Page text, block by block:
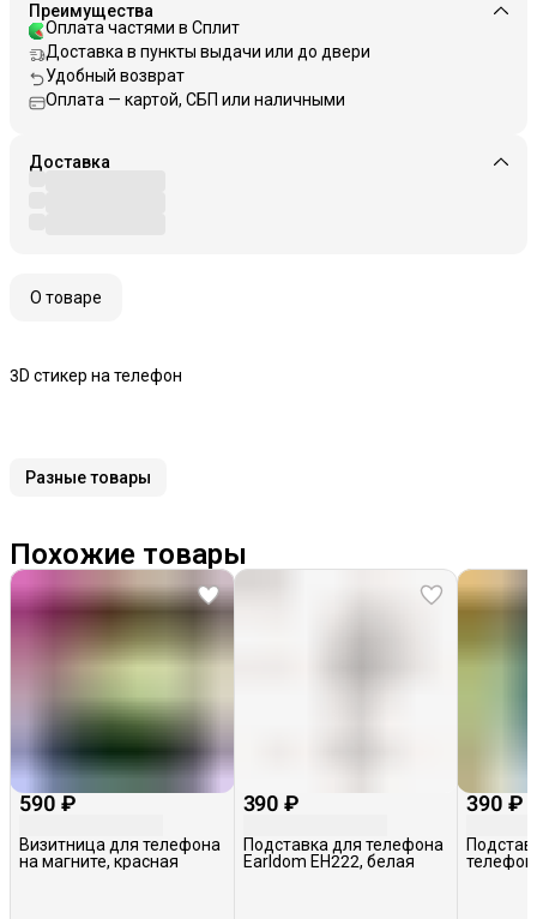
Преимущества
Оплата частями в Сплит
Доставка в пункты выдачи или до двери
Удобный возврат
Оплата — картой, СБП или наличными
Доставка
О товаре
3D стикер на телефон
Разные товары
Похожие товары
590 ₽
Визитница для телефона
на магните, красная
390 ₽
Подставка для телефона
Earldom EH222, белая
390 ₽